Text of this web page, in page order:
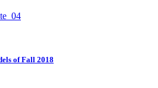
of Fall 2018